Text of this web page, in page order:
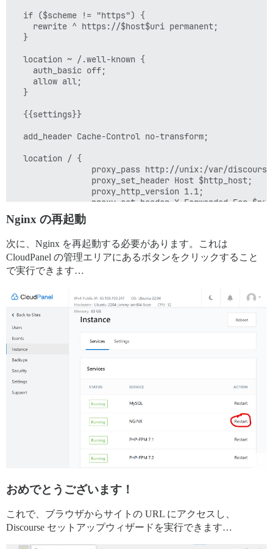
  if ($scheme != "https") {
    rewrite ^ https://$host$uri permanent;
  }
  location ~ /.well-known {
    auth_basic off;
    allow all;
  }
  {{settings}}
  add_header Cache-Control no-transform;
  location / {
proxy_pass http://unix:/var/
                proxy_set_header Host $http_host;
                proxy_http_version 1.1;
proxy_set_header X-Forwarded-For
proxy_set_header X-Forwarded-Proto
proxy_set_header X-Real-IP
  }
Nginx の再起動
次に、Nginx を再起動する必要があります。これは
CloudPanel の管理エリアにあるボタンをクリックすること
で実行できます…
おめでとうございます！
これで、ブラウザからサイトの URL にアクセスし、
Discourse セットアップウィザードを実行できます…